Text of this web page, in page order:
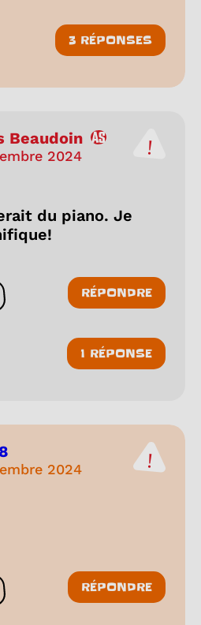
3 RÉPONSES
Beaudoin
2024
du piano. Je
les réactions
RÉPONDRE
1 RÉPONSE
2024
les réactions
RÉPONDRE